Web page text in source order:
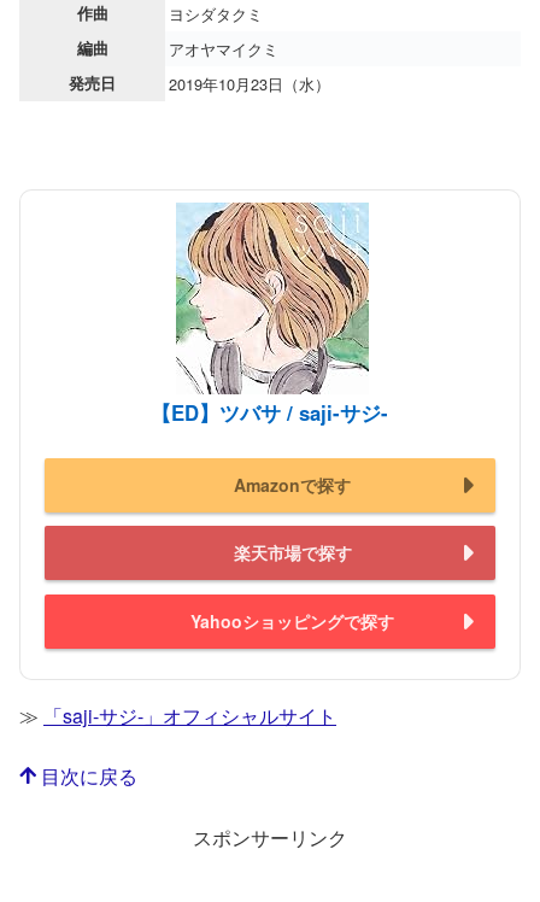
作曲 ヨシダタクミ
編曲 アオヤマイクミ
発売日 2019年10月23日（水）
【ED】ツバサ / saji-サジ-
Amazonで探す
楽天市場で探す
Yahooショッピングで探す
≫ 「saji-サジ-」オフィシャルサイト
目次に戻る
スポンサーリンク